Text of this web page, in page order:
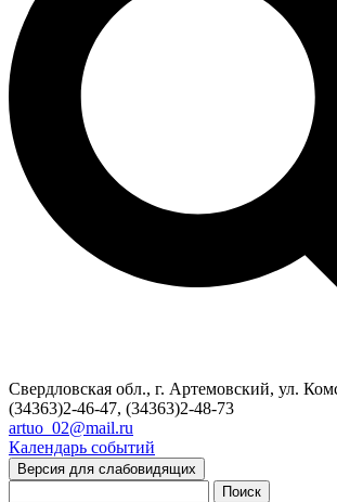
Свердловская обл., г. Артемовский, ул.
(34363)2-46-47, (34363)2-48-73
artuo_02@mail.ru
Календарь событий
Версия для слабовидящих
Поиск